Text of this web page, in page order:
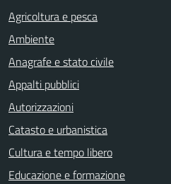
Agricoltura e pesca
Ambiente
Anagrafe e stato civile
Appalti pubblici
Autorizzazioni
Catasto e urbanistica
Cultura e tempo libero
Educazione e formazione